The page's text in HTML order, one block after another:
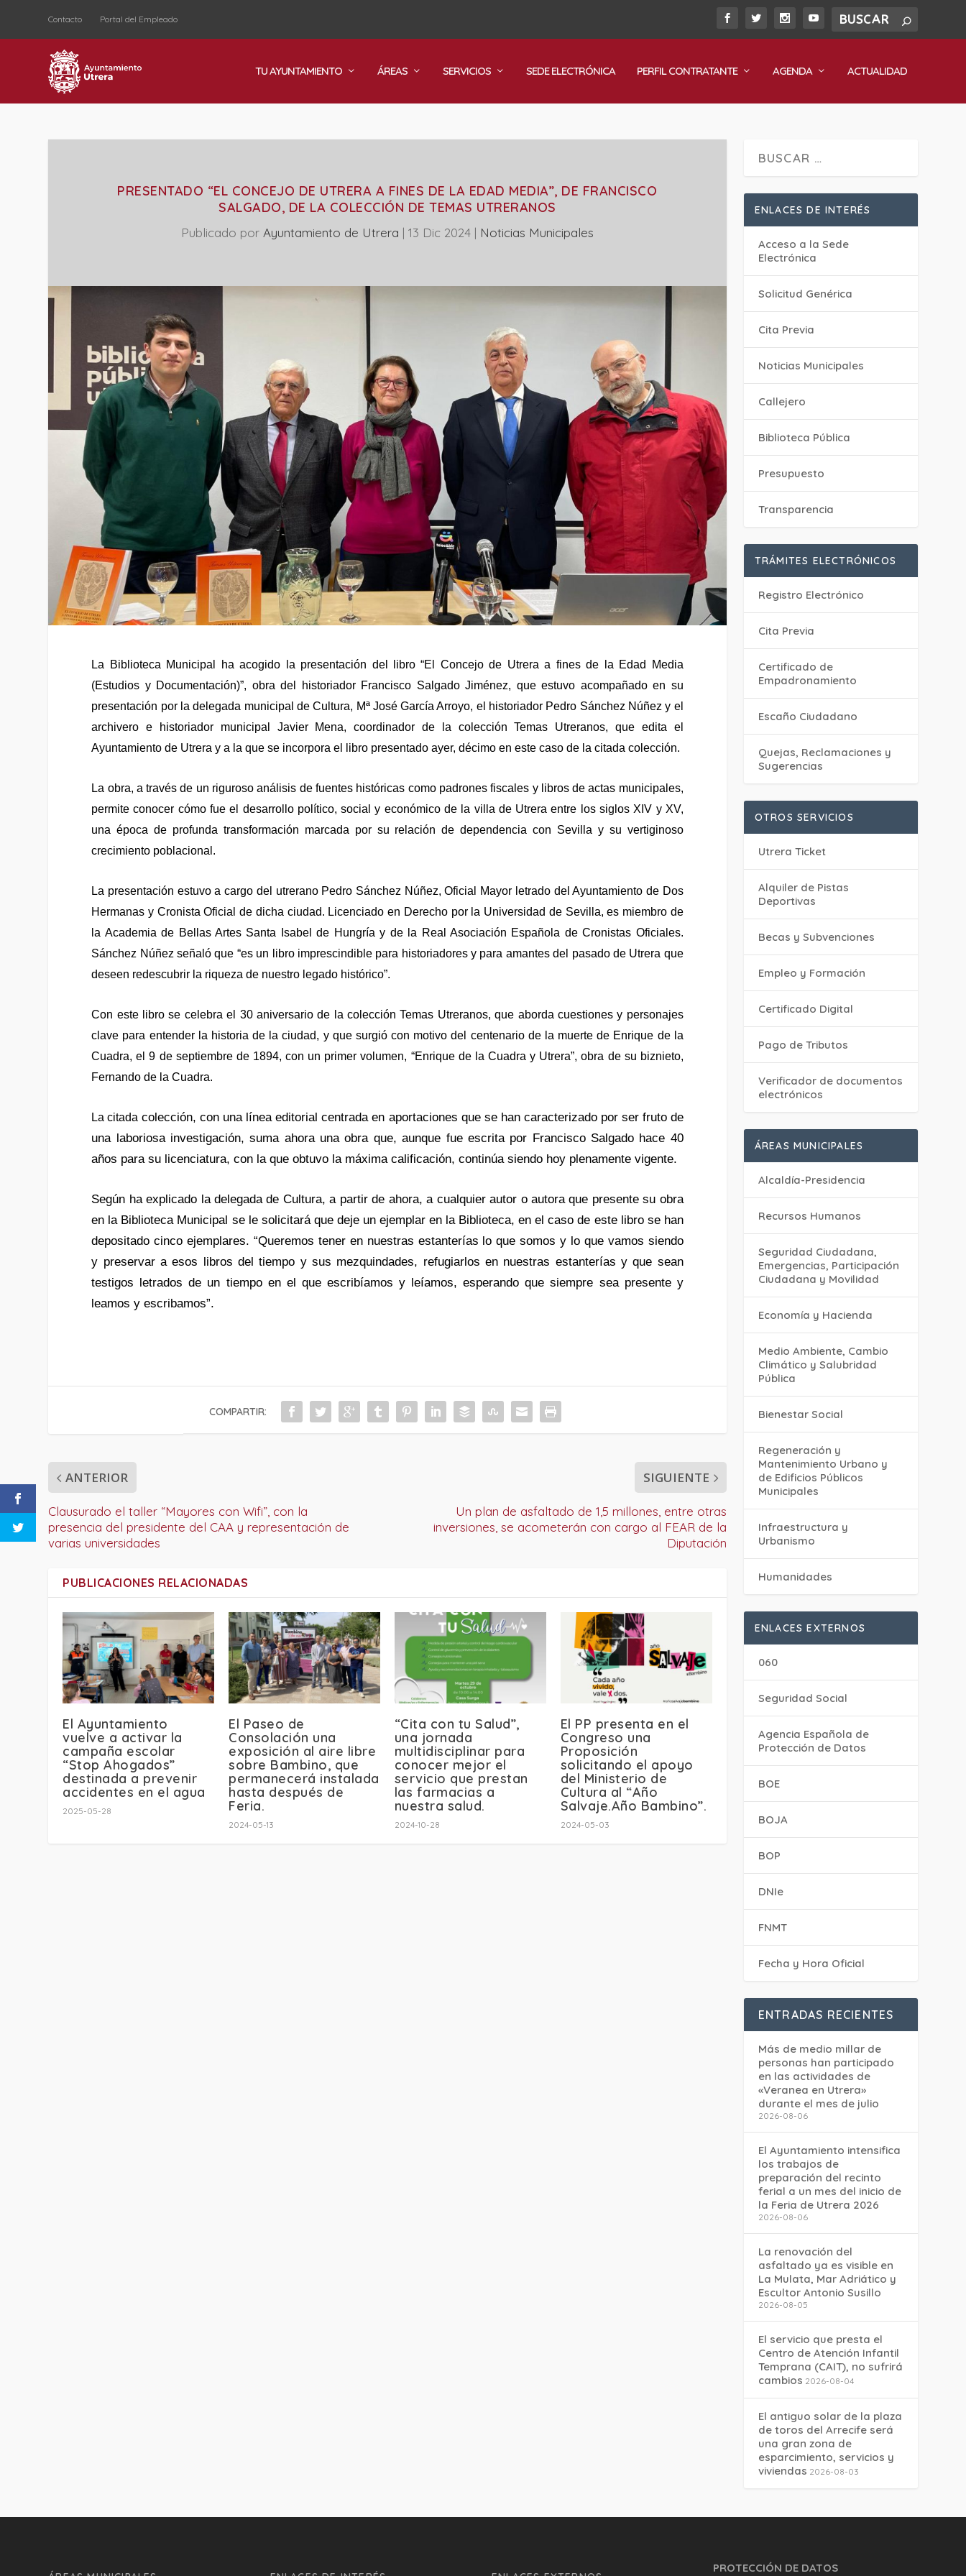
Contacto Portal del Empleado
TU AYUNTAMIENTO ÁREAS SERVICIOS SEDE ELECTRÓNICA PERFIL CONTRATANTE AGENDA ACTUALIDAD
PRESENTADO “EL CONCEJO DE UTRERA A FINES DE LA EDAD MEDIA”, DE FRANCISCO
SALGADO, DE LA COLECCIÓN DE TEMAS UTRERANOS
Publicado por Ayuntamiento de Utrera | 13 Dic 2024| ‎Noticias Municipales
La Biblioteca Municipal ha acogido la presentación del libro “El Concejo de Utrera a fines de la Edad Media
(Estudios y Documentación)”, obra del historiador Francisco Salgado Jiménez, que estuvo acompañado en su
presentación por la delegada municipal de Cultura, Mª José García Arroyo, el historiador Pedro Sánchez Núñez y el
archivero e historiador municipal Javier Mena, coordinador de la colección Temas Utreranos, que edita el
Ayuntamiento de Utrera y a la que se incorpora el libro presentado ayer, décimo en este caso de la citada colección.
La obra, a través de un riguroso análisis de fuentes históricas como padrones fiscales y libros de actas municipales,
permite conocer cómo fue el desarrollo político, social y económico de la villa de Utrera entre los siglos XIV y XV,
una época de profunda transformación marcada por su relación de dependencia con Sevilla y su vertiginoso
crecimiento poblacional.
La presentación estuvo a cargo del utrerano Pedro Sánchez Núñez,Oficial Mayor letrado del Ayuntamiento de Dos
Hermanas y Cronista Oficial de dicha ciudad. Licenciado en Derecho por la Universidad de Sevilla, es miembro de
la Academia de Bellas Artes Santa Isabel de Hungría y de la Real Asociación Española de Cronistas Oficiales.
Sánchez Núñez señaló que “es un libro imprescindible para historiadores y para amantes del pasado de Utrera que
deseen redescubrir la riqueza de nuestro legado histórico”.
Con este libro se celebra el 30 aniversario de la colección Temas Utreranos, que aborda cuestiones y personajes
clave para entender la historia de la ciudad, y que surgió con motivo del centenario de la muerte de Enrique de la
Cuadra, el 9 de septiembre de 1894, con un primer volumen, “Enrique de la Cuadra y Utrera”, obra de su biznieto,
Fernando de la Cuadra.
La citada colección, con una línea editorial centrada en aportaciones que se han caracterizado por ser fruto de
una laboriosa investigación, suma ahora una obra que, aunque fue escrita por Francisco Salgado hace 40
años para su licenciatura, con la que obtuvo la máxima calificación, continúa siendo hoy plenamente vigente.
Según ha explicado la delegada de Cultura, a partir de ahora, a cualquier autor o autora que presente su obra
en la Biblioteca Municipal se le solicitará que deje un ejemplar en la Biblioteca, en el caso de este libro se han
depositado cinco ejemplares. “Queremos tener en nuestras estanterías lo que somos y lo que vamos siendo
y preservar a esos libros del tiempo y sus mezquindades, refugiarlos en nuestras estanterías y que sean
testigos letrados de un tiempo en el que escribíamos y leíamos, esperando que siempre sea presente y
leamos y escribamos”.
COMPARTIR:
ANTERIOR
Clausurado el taller “Mayores con Wifi”, con la
presencia del presidente del CAA y representación de
varias universidades
SIGUIENTE
Un plan de asfaltado de 1,5 millones, entre otras
inversiones, se acometerán con cargo al FEAR de la
Diputación
PUBLICACIONES RELACIONADAS
El Ayuntamiento
vuelve a activar la
campaña escolar
“Stop Ahogados”
destinada a prevenir
accidentes en el agua
2025-05-28
El Paseo de
Consolación una
exposición al aire libre
sobre Bambino, que
permanecerá instalada
hasta después de
Feria.
2024-05-13
“Cita con tu Salud”,
una jornada
multidisciplinar para
conocer mejor el
servicio que prestan
las farmacias a
nuestra salud.
2024-10-28
El PP presenta en el
Congreso una
Proposición
solicitando el apoyo
del Ministerio de
Cultura al “Año
Salvaje.Año Bambino”.
2024-05-03
ENLACES DE INTERÉS
Acceso a la Sede
Electrónica
Solicitud Genérica
Cita Previa
‎Noticias Municipales
Callejero
Biblioteca Pública
Presupuesto
Transparencia
TRÁMITES ELECTRÓNICOS
Registro Electrónico
Cita Previa
Certificado de
Empadronamiento
Escaño Ciudadano
Quejas, Reclamaciones y
Sugerencias
OTROS SERVICIOS
Utrera Ticket
Alquiler de Pistas
Deportivas
Becas y Subvenciones
Empleo y Formación
Certificado Digital
Pago de Tributos
Verificador de documentos
electrónicos
ÁREAS MUNICIPALES
Alcaldía-Presidencia
Recursos Humanos
Seguridad Ciudadana,
Emergencias, Participación
Ciudadana y Movilidad
Economía y Hacienda
Medio Ambiente, Cambio
Climático y Salubridad
Pública
Bienestar Social
Regeneración y
Mantenimiento Urbano y
de Edificios Públicos
Municipales
Infraestructura y
Urbanismo
Humanidades
ENLACES EXTERNOS
060
Seguridad Social
Agencia Española de
Protección de Datos
BOE
BOJA
BOP
DNIe
FNMT
Fecha y Hora Oficial
ENTRADAS RECIENTES
Más de medio millar de
personas han participado
en las actividades de
«Veranea en Utrera»
durante el mes de julio
2026-08-06
El Ayuntamiento intensifica
los trabajos de
preparación del recinto
ferial a un mes del inicio de
la Feria de Utrera 2026
2026-08-06
La renovación del
asfaltado ya es visible en
La Mulata, Mar Adriático y
Escultor Antonio Susillo
2026-08-05
El servicio que presta el
Centro de Atención Infantil
Temprana (CAIT), no sufrirá
cambios 2026-08-04
El antiguo solar de la plaza
de toros del Arrecife será
una gran zona de
esparcimiento, servicios y
viviendas 2026-08-03
PROTECCIÓN DE DATOS